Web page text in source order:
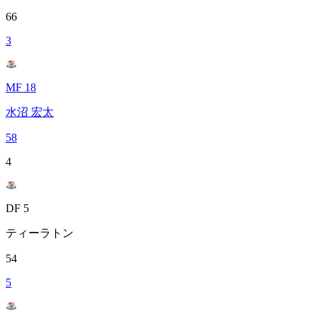
66
3
MF 18
水沼 宏太
58
4
DF 5
ティーラトン
54
5